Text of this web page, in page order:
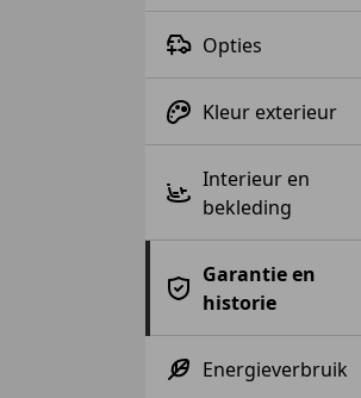
Opties
Kleur exterieur
Interieur en
bekleding
Garantie en
historie
Energieverbruik